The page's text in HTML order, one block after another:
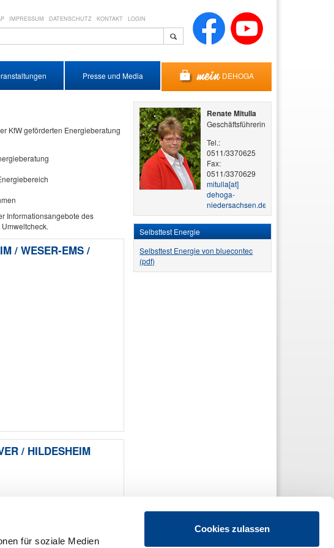
für soziale Medien
Cookies zulassen
IMPRESSUM DATENSCHUTZ KONTAKT LOGIN
Presse und Media DEHOGA
KfW geförderten Energieberatung
Informationsangebote des
/ WESER-EMS /
/ HILDESHEIM
Renate Mitulla
Geschäftsführerin
Tel.:
0511/3370625
Fax:
0511/3370629
mitulla​[at]​
dehoga-
niedersachsen.de
Selbsttest Energie
Selbsttest Energie von bluecontec
(pdf)